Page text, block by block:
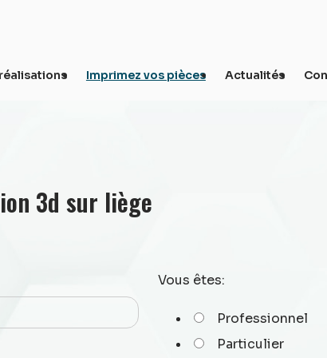
Imprimez vos pièces Actualités
3d sur liège
Vous êtes:
Professionnel
Particulier